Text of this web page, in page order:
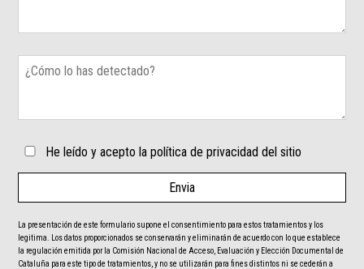
He leído y acepto la política de privacidad del sitio
La presentación de este formulario supone el consentimiento para estos tratamientos y los
legitima. Los datos proporcionados se conservarán y eliminarán de acuerdo con lo que establece
la regulación emitida por la Comisión Nacional de Acceso, Evaluación y Elección Documental de
Cataluña para este tipo de tratamientos, y no se utilizarán para fines distintos ni se cederán a